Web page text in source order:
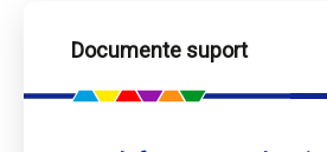
Documente suport